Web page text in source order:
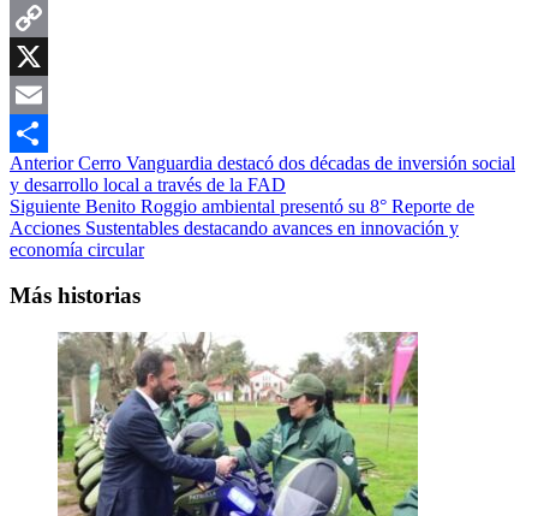
WhatsApp
Copy
Link
X
Email
Compartir
Navegación
de
entradas
AnteriorCerro Vanguardia destacó dos décadas de inversión social
y desarrollo local a través de la FAD
Siguiente Benito Roggio ambiental presentó su 8° Reporte de
Acciones Sustentables destacando avances en innovación y
economía circular
Más historias